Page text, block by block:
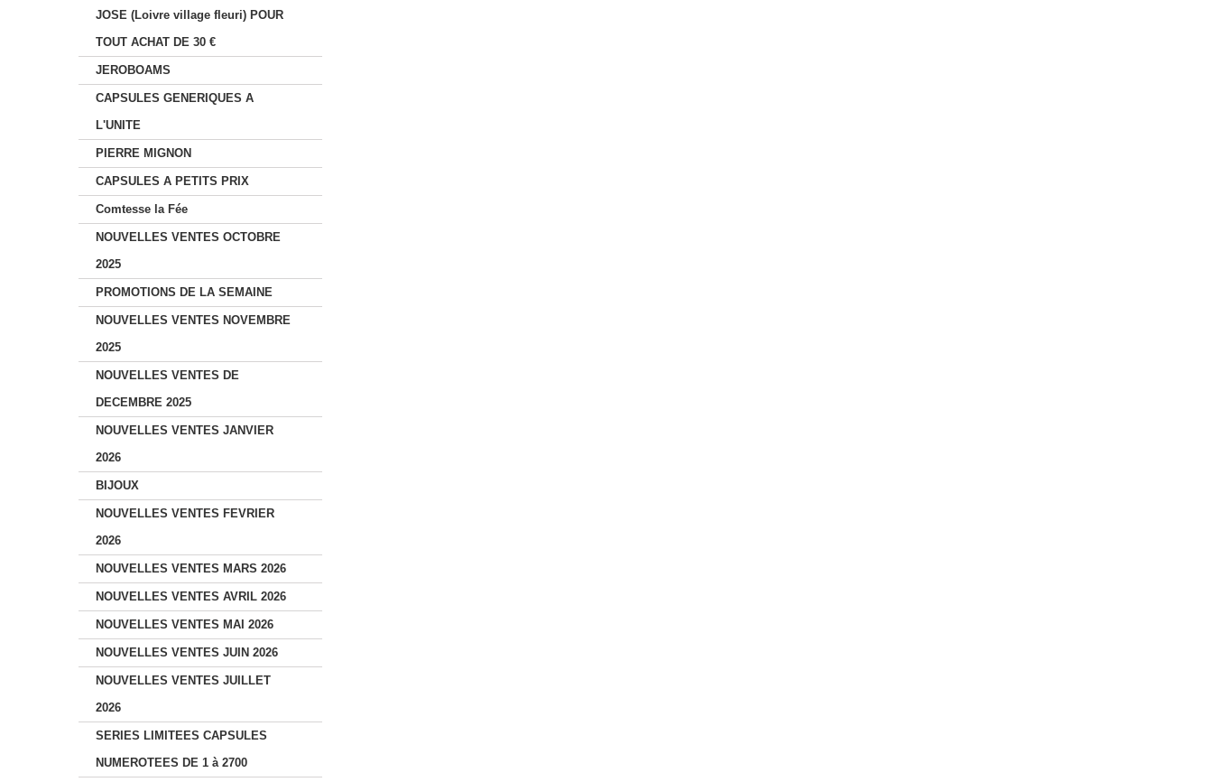
JOSE (Loivre village fleuri) POUR
TOUT ACHAT DE 30 €
JEROBOAMS
CAPSULES GENERIQUES A
L'UNITE
PIERRE MIGNON
CAPSULES A PETITS PRIX
Comtesse la Fée
NOUVELLES VENTES OCTOBRE
2025
PROMOTIONS DE LA SEMAINE
NOUVELLES VENTES NOVEMBRE
2025
NOUVELLES VENTES DE
DECEMBRE 2025
NOUVELLES VENTES JANVIER
2026
BIJOUX
NOUVELLES VENTES FEVRIER
2026
NOUVELLES VENTES MARS 2026
NOUVELLES VENTES AVRIL 2026
NOUVELLES VENTES MAI 2026
NOUVELLES VENTES JUIN 2026
NOUVELLES VENTES JUILLET
2026
SERIES LIMITEES CAPSULES
NUMEROTEES DE 1 à 2700